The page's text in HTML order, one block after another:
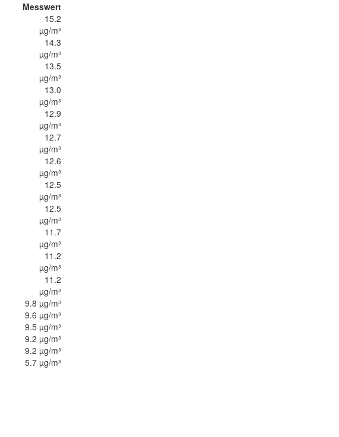
Messwert
15.2
µg/m³
14.3
µg/m³
13.5
µg/m³
13.0
µg/m³
12.9
µg/m³
12.7
µg/m³
12.6
µg/m³
12.5
µg/m³
12.5
µg/m³
11.7
µg/m³
11.2
µg/m³
11.2
µg/m³
9.8 µg/m³
9.6 µg/m³
9.5 µg/m³
9.2 µg/m³
9.2 µg/m³
5.7 µg/m³